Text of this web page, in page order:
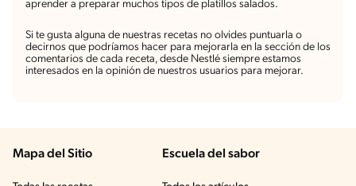
aprender a preparar muchos tipos de platillos salados.
Si te gusta alguna de nuestras recetas no olvides puntuarla o
decirnos que podríamos hacer para mejorarla en la sección de los
comentarios de cada receta, desde Nestlé siempre estamos
interesados en la opinión de nuestros usuarios para mejorar.
Mapa del Sitio Escuela del sabor